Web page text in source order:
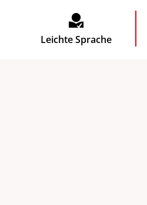
Leichte Sprache